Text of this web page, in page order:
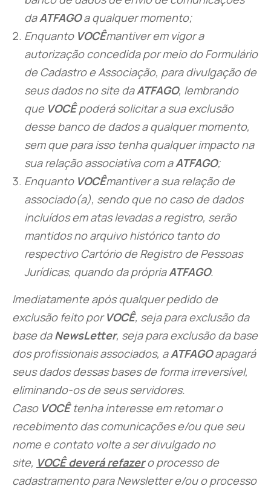
daATFAGOa qualquer momento;
Enquanto VOCÊmantiver em vigor a
autorização concedida por meio do Formulário
de Cadastro e Associação, para divulgação de
seus dados no site daATFAGO, lembrando
que VOCÊ poderá solicitar a sua exclusão
desse banco de dados a qualquer momento,
sem que para isso tenha qualquer impacto na
sua relação associativa com aATFAGO;
Enquanto VOCÊmantiver a sua relação de
associado(a), sendo que no caso de dados
incluídos em atas levadas a registro, serão
mantidos no arquivo histórico tanto do
respectivo Cartório de Registro de Pessoas
Jurídicas, quando da própriaATFAGO.
Imediatamente após qualquer pedido de
exclusão feito porVOCÊ, seja para exclusão da
base daNewsLetter, seja para exclusão da base
dos profissionais associados, aATFAGOapagará
seus dados dessas bases de forma irreversível,
eliminando-os de seus servidores.
Caso VOCÊtenha interesse em retomar o
recebimento das comunicações e/ou que seu
nome e contato volte a ser divulgado no
site, VOCÊ deverá refazero processo de
cadastramento para Newsletter e/ou o processo